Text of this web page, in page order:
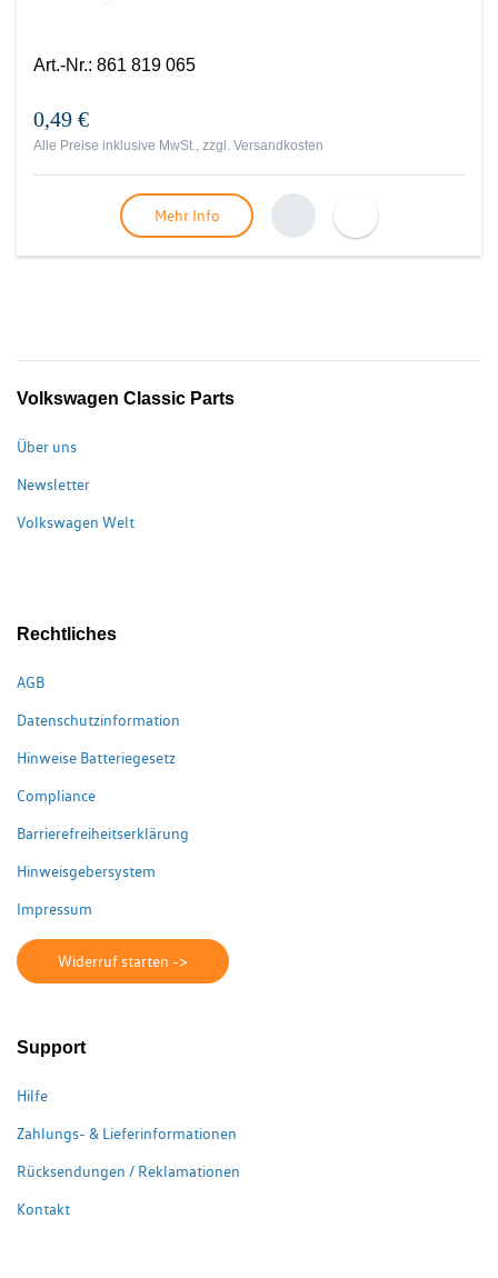
Art.-Nr.: 861 819 065
0,49 €
Alle Preise inklusive MwSt., zzgl. Versandkosten
Mehr Info
Volkswagen Classic Parts
Über uns
Newsletter
Volkswagen Welt
Rechtliches
AGB
Datenschutzinformation
Hinweise Batteriegesetz
Compliance
Barrierefreiheitserklärung
Hinweisgebersystem
Impressum
Widerruf starten ->
Support
Hilfe
Zahlungs- & Lieferinformationen
Rücksendungen / Reklamationen
Kontakt